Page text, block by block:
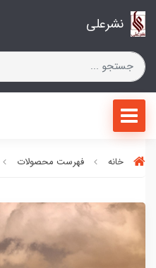
نشرعلی
خانه فهرست محصولات